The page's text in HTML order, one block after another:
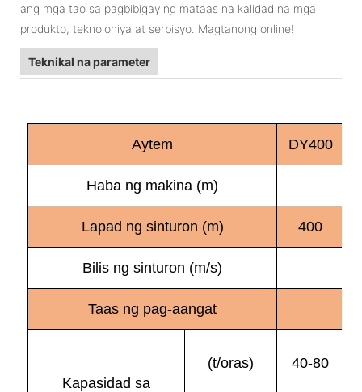
ang mga tao sa pagbibigay ng mataas na kalidad na mga
produkto, teknolohiya at serbisyo. Magtanong online!
Teknikal na parameter
Aytem DY400
Haba ng makina (m)
Lapad ng sinturon (m) 400
Bilis ng sinturon (m/s)
Taas ng pag-aangat
Kapasidad sa
(t/oras) 40-80